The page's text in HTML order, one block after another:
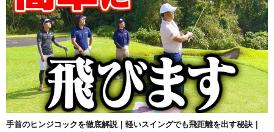
手首のヒンジコックを徹底解説｜軽いスイングでも飛距離を出す秘訣｜